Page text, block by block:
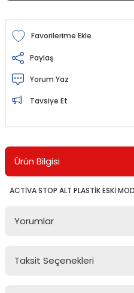
Paylaş
Yorum Yaz
Tavsiye Et
Ürün Bilgisi
ACTİVA STOP ALT PLASTİK ESKİ
Yorumlar
Taksit Seçenekleri